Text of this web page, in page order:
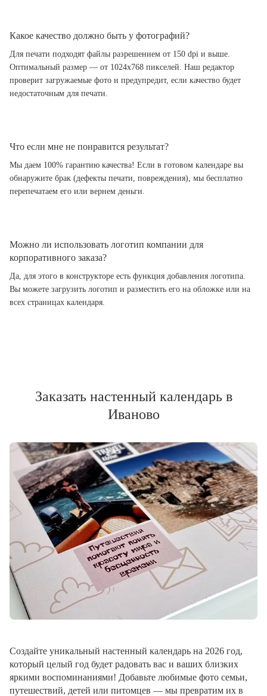
Какое качество должно быть у фотографий?
Для печати подходят файлы разрешением от 150 dpi и выше.
Оптимальный размер — от 1024x768 пикселей. Наш редактор
проверит загружаемые фото и предупредит, если качество будет
недостаточным для печати.
Что если мне не понравится результат?
Мы даем 100% гарантию качества! Если в готовом календаре вы
обнаружите брак (дефекты печати, повреждения), мы бесплатно
перепечатаем его или вернем деньги.
Можно ли использовать логотип компании для
корпоративного заказа?
Да, для этого в конструкторе есть функция добавления логотипа.
Вы можете загрузить логотип и разместить его на обложке или на
всех страницах календаря.
Заказать настенный календарь в
Иваново
Создайте уникальный настенный календарь на 2026 год,
который целый год будет радовать вас и ваших близких
яркими воспоминаниями! Добавьте любимые фото семьи,
путешествий, детей или питомцев — мы превратим их в